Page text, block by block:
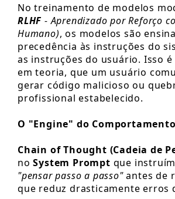
No treinamento de modelos
RLHF - Aprendizado por Reforço
Humano), os modelos são
precedência às instruções do
as instruções do usuário. Isso é
em teoria, que um usuário
gerar código malicioso ou
profissional estabelecido.
O "Engine" do
Chain of Thought (Cadeia de
noSystem Prompt que
"pensar passo a passo"antes de
que reduz drasticamente erros